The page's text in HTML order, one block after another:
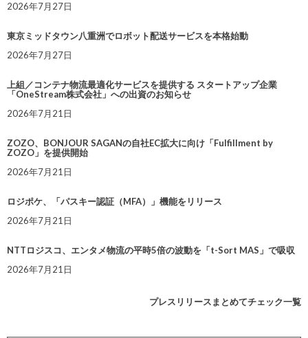
2026年7月27日
東京ミッドタウン八重洲でロボット配送サービスを本格始動
2026年7月27日
上組／コンテナ物流最適化サービスを提供する スタートアップ企業
「OneStream株式会社」への出資のお知らせ
2026年7月21日
ZOZO、BONJOUR SAGANの自社EC拡大に向け「Fulfillment by
ZOZO」を提供開始
2026年7月21日
ロジポケ、「パスキー認証（MFA）」機能をリリース
2026年7月21日
NTTロジスコ、エンタメ物流の平時5倍の波動を「t-Sort MAS」で吸収
2026年7月21日
プレスリリースまとめてチェック一覧